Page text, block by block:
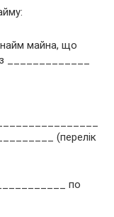
майна, що
_____________
(перелік
по